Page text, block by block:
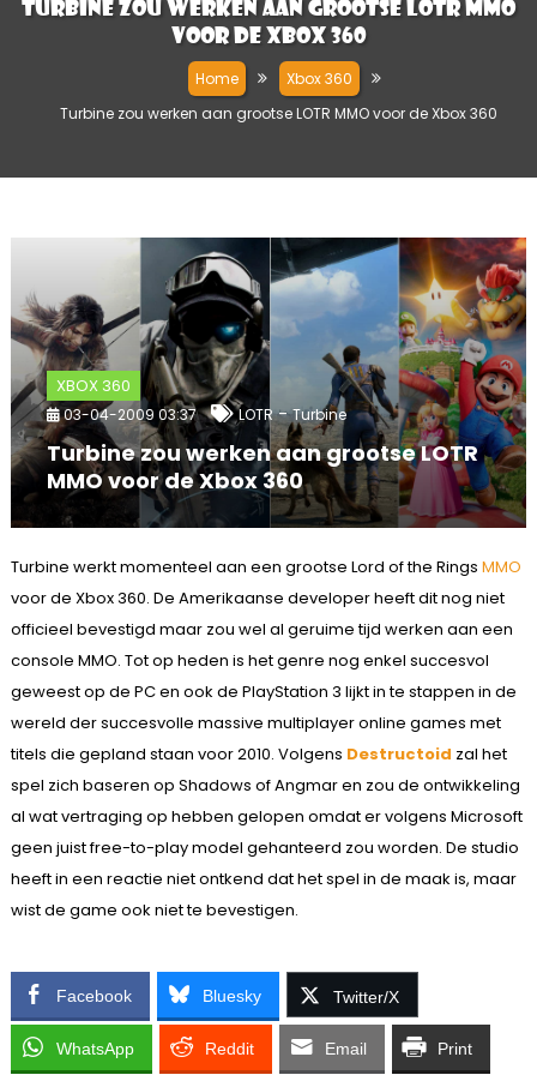
Turbine zou werken aan grootse LOTR MMO
voor de Xbox 360
Home
Xbox 360
Turbine zou werken aan grootse LOTR MMO voor de Xbox 360
XBOX 360
03-04-2009 03:37 LOTR-Turbine
Turbine zou werken aan grootse LOTR
MMO voor de Xbox 360
Turbine werkt momenteel aan een grootse Lord of the Rings MMO
voor de Xbox 360. De Amerikaanse developer heeft dit nog niet
officieel bevestigd maar zou wel al geruime tijd werken aan een
console MMO. Tot op heden is het genre nog enkel succesvol
geweest op de PC en ook de PlayStation 3 lijkt in te stappen in de
wereld der succesvolle massive multiplayer online games met
titels die gepland staan voor 2010. Volgens Destructoid zal het
spel zich baseren op Shadows of Angmar en zou de ontwikkeling
al wat vertraging op hebben gelopen omdat er volgens Microsoft
geen juist free-to-play model gehanteerd zou worden. De studio
heeft in een reactie niet ontkend dat het spel in de maak is, maar
wist de game ook niet te bevestigen.
Facebook Bluesky Twitter/X
WhatsApp Reddit Email Print